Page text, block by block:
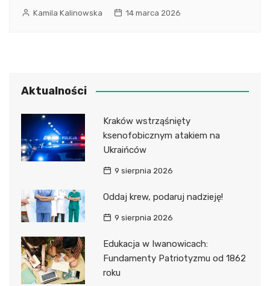
Kamila Kalinowska 14 marca 2026
Aktualności
Kraków wstrząśnięty
ksenofobicznym atakiem na
Ukraińców
9 sierpnia 2026
Oddaj krew, podaruj nadzieję!
9 sierpnia 2026
Edukacja w Iwanowicach:
Fundamenty Patriotyzmu od 1862
roku